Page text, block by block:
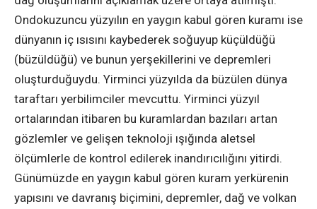
Ondokuzuncu yüzyılın en yaygın kabul gören kuramı ise
dünyanın iç ısısını kaybederek soğuyup küçüldüğü
(büzüldüğü) ve bunun yerşekillerini ve depremleri
oluşturduğuydu. Yirminci yüzyılda da büzülen dünya
taraftarı yerbilimciler mevcuttu. Yirminci yüzyıl
ortalarından itibaren bu kuramlardan bazıları artan
gözlemler ve gelişen teknoloji ışığında aletsel
ölçümlerle de kontrol edilerek inandırıcılığını yitirdi.
Günümüzde en yaygın kabul gören kuram yerkürenin
yapısını ve davranış biçimini, depremler, dağ ve volkan